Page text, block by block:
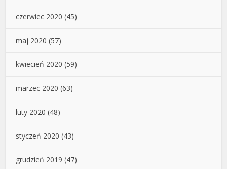
czerwiec 2020 (45)
maj 2020 (57)
kwiecień 2020 (59)
marzec 2020 (63)
luty 2020 (48)
styczeń 2020 (43)
grudzień 2019 (47)